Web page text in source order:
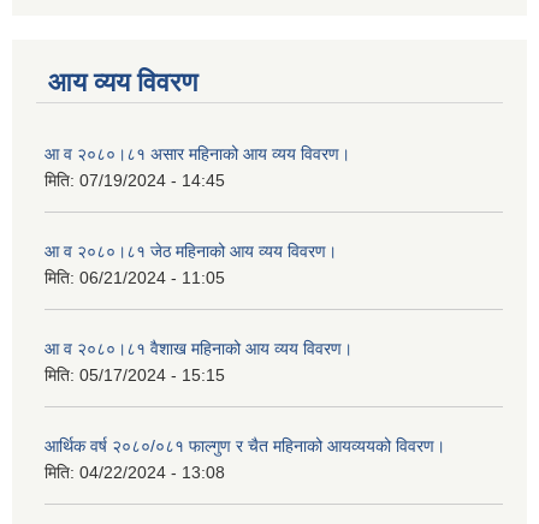
आय व्यय विवरण
आ व २०८०।८१ असार महिनाको आय व्यय विवरण।
मिति: 07/19/2024 - 14:45
आ व २०८०।८१ जेठ महिनाको आय व्यय विवरण।
मिति: 06/21/2024 - 11:05
आ व २०८०।८१ वैशाख महिनाको आय व्यय विवरण।
मिति: 05/17/2024 - 15:15
आर्थिक वर्ष २०८०/०८१ फाल्गुण र चैत महिनाको आयव्ययको विवरण।
मिति: 04/22/2024 - 13:08